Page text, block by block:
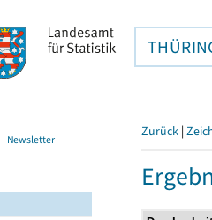
Newsletter Zurück |